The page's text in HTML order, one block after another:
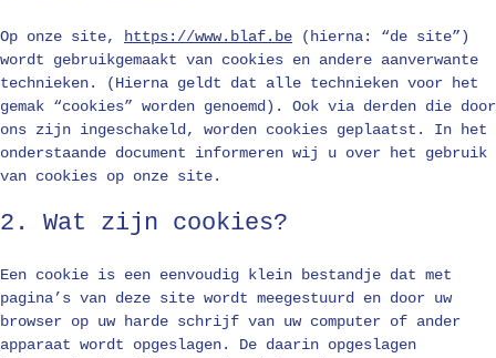
Op onze site, https://www.blaf.be (hierna: “de site”)
wordt gebruikgemaakt van cookies en andere aanverwante
technieken. (Hierna geldt dat alle technieken voor het
gemak “cookies” worden genoemd). Ook via derden die door
ons zijn ingeschakeld, worden cookies geplaatst. In het
onderstaande document informeren wij u over het gebruik
van cookies op onze site.
2. Wat zijn cookies?
Een cookie is een eenvoudig klein bestandje dat met
pagina’s van deze site wordt meegestuurd en door uw
browser op uw harde schrijf van uw computer of ander
apparaat wordt opgeslagen. De daarin opgeslagen